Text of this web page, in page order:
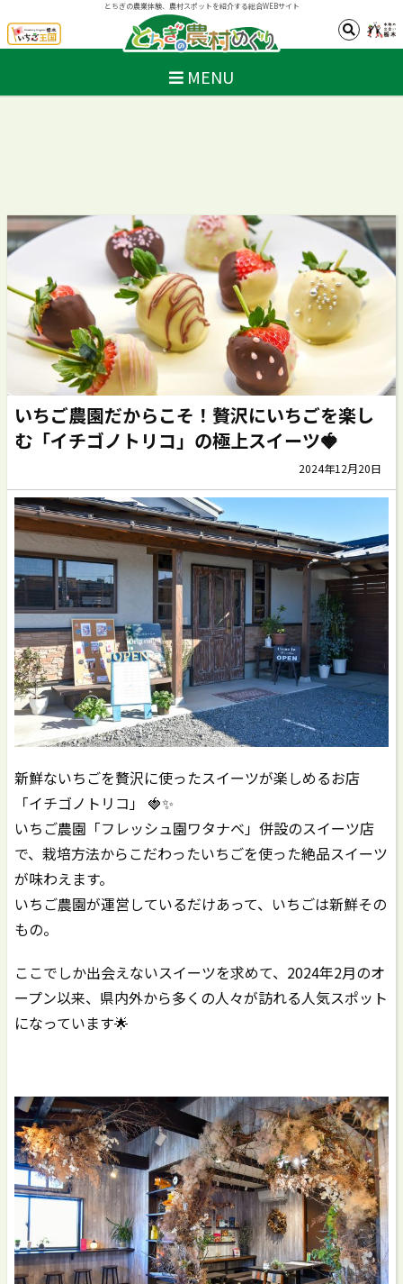
とちぎの農業体験、農村スポットを紹介する総合WEBサイト
MENU
いちご農園だからこそ！贅沢にいちごを楽し
む「イチゴノトリコ」の極上スイーツ🍓
2024年12月20日
新鮮ないちごを贅沢に使ったスイーツが楽しめるお店
「イチゴノトリコ」 🍓✨
いちご農園「フレッシュ園ワタナベ」併設のスイーツ店
で、栽培方法からこだわったいちごを使った絶品スイーツ
が味わえます。
いちご農園が運営しているだけあって、いちごは新鮮その
もの。
ここでしか出会えないスイーツを求めて、2024年2月のオ
ープン以来、県内外から多くの人々が訪れる人気スポット
になっています🌟